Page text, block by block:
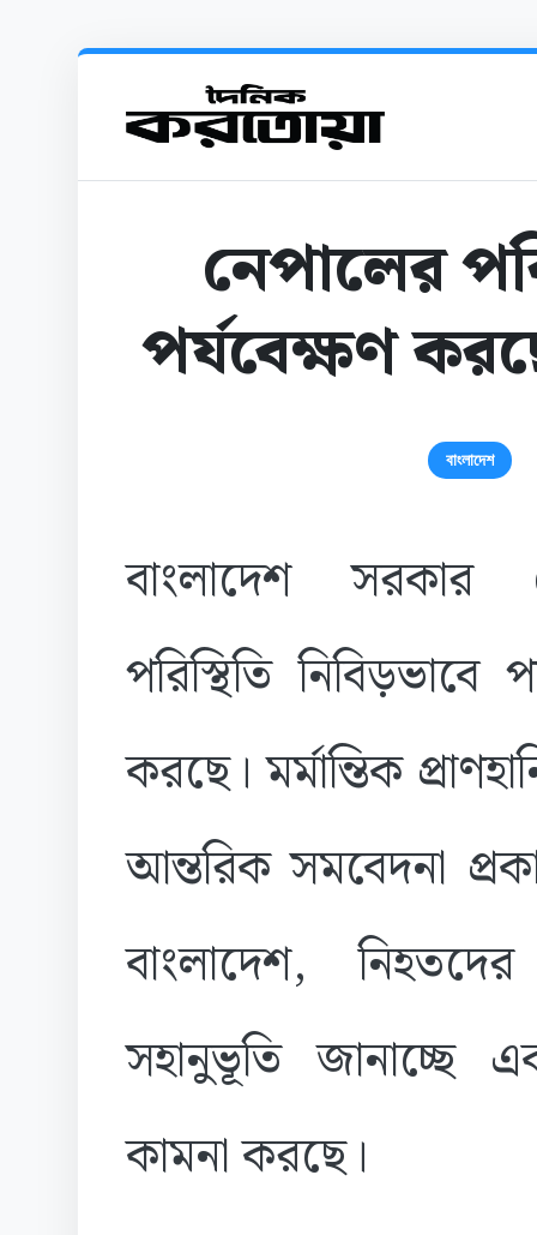
নেপালের
পর্যবেক্ষণ
বাংলাদেশ
বাংলাদেশ সরকার
পরিস্থিতি নিবিড়ভাবে
করছে। মর্মান্তিক
আন্তরিক সমবেদনা
বাংলাদেশ,
সহানুভূতি
কামনা করছে।